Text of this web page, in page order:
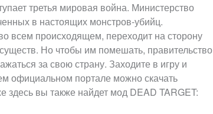
третья мировая война. Министерство
в настоящих монстров-убийц.
всем происходящем, переходит на сторону
Но чтобы им помешать, правительство
за свою страну. Заходите в игру и
официальном портале можно скачать
вы также найдет мод DEAD TARGET: